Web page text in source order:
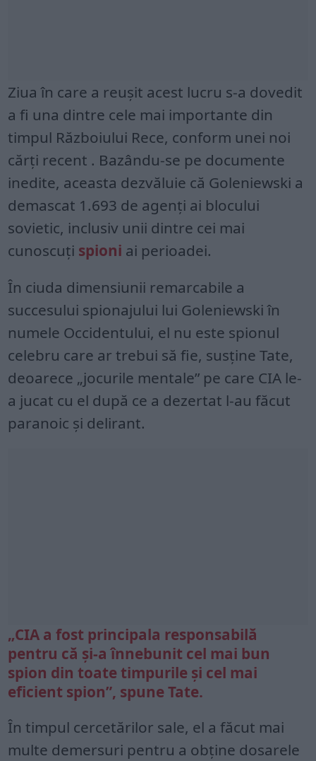
Ziua în care a reușit acest lucru s-a dovedit
a fi una dintre cele mai importante din
timpul Războiului Rece, conform unei noi
cărți recent . Bazându-se pe documente
inedite, aceasta dezvăluie că Goleniewski a
demascat 1.693 de agenți ai blocului
sovietic, inclusiv unii dintre cei mai
cunoscuți spioni ai perioadei.
În ciuda dimensiunii remarcabile a
succesului spionajului lui Goleniewski în
numele Occidentului, el nu este spionul
celebru care ar trebui să fie, susține Tate,
deoarece „jocurile mentale” pe care CIA le-
a jucat cu el după ce a dezertat l-au făcut
paranoic și delirant.
„CIA a fost principala responsabilă
pentru că și-a înnebunit cel mai bun
spion din toate timpurile și cel mai
eficient spion”, spune Tate.
În timpul cercetărilor sale, el a făcut mai
multe demersuri pentru a obține dosarele